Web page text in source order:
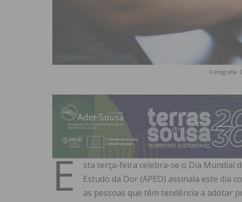
Fotografia:
E
sta terça-feira celebra-se o Dia Mundial
Estudo da Dor (APED) assinala este dia
as pessoas que têm tendência a adotar